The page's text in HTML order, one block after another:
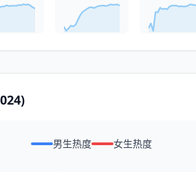
男生热度 女生热度